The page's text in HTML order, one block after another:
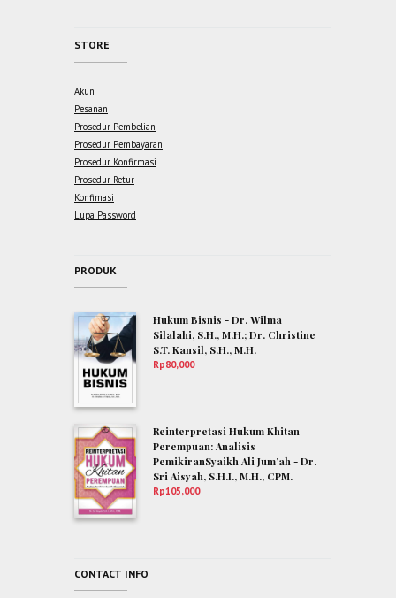
STORE
Akun
Pesanan
Prosedur Pembelian
Prosedur Pembayaran
Prosedur Konfirmasi
Prosedur Retur
Konfimasi
Lupa Password
PRODUK
Hukum Bisnis - Dr. Wilma
Silalahi, S.H., M.H.; Dr. Christine
S.T. Kansil, S.H., M.H.
Rp80,000
Reinterpretasi Hukum Khitan
Perempuan: Analisis
PemikiranSyaikh Ali Jum’ah - Dr.
Sri Aisyah, S.H.I., M.H., CPM.
Rp105,000
CONTACT INFO